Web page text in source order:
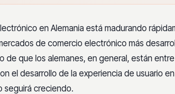
en Alemania está madurando
de comercio electrónico más
de que los alemanes, en general, están
el desarrollo de la experiencia de usuario
seguirá creciendo.